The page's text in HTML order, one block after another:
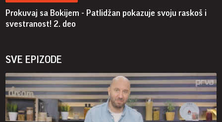
Prokuvaj sa Bokijem - Patlidžan pokazuje svoju raskoš i
svestranost! 2. deo
SVE EPIZODE